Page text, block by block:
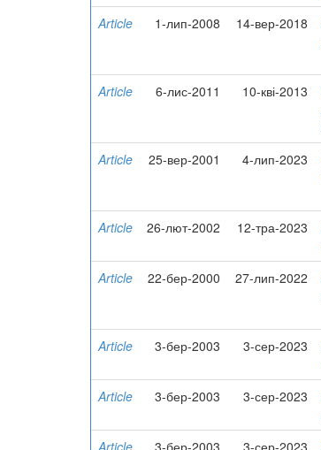
Article
1-лип-2008 14-вер-2018
Article
6-лис-2011 10-кві-2013
Article
25-вер-2001 4-лип-2023
Article
26-лют-2002 12-тра-2023
Article
22-бер-2000 27-лип-2022
Article
3-бер-2003 3-сер-2023
Article
3-бер-2003 3-сер-2023
Article
3-бер-2003 3-сер-2023